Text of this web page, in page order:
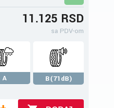
11.125 RSD
sa PDV-om
A
B(71dB)